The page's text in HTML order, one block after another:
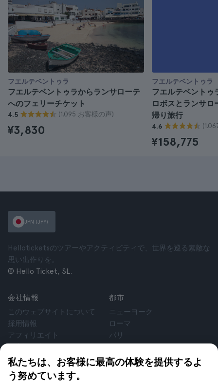
フエルテベントゥラ
フエルテベントゥラからランサローテ
へのフェリーチケット
4.5 (1.095 お客様の声)
¥3,830
フエルテベントゥラ
フエルテベントゥ
ロボスとランサロ
帰り旅行
4.6
¥158,775
私たちは、お客様に最高の体験を提供するよ
う努めています。
JPN (JPY)
Helloticketsのツアーやアクティビティで、世界を巡る素敵な
思い出作りを。
© Hello Ticket, SL.
会社情報
このウェブサイトについて
採用情報
アフィリエイト
個人情報保護方針
利用規約
都市
ニューヨーク
ローマ
パリ
グラナダ